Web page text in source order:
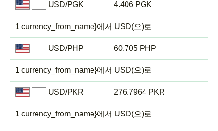
USD/PGK
1 currency_from_name}에서 USD(으)로
4.406 PGK
USD/PHP
1 currency_from_name}에서 USD(으)로
60.705 PHP
USD/PKR
1 currency_from_name}에서 USD(으)로
276.7964 PKR